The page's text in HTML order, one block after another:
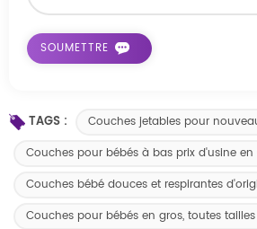
TAGS :
Couches jetables pour
Couches pour bébés à bas prix d'usine en
Couches bébé douces et respirantes
Couches pour bébés en gros, toutes